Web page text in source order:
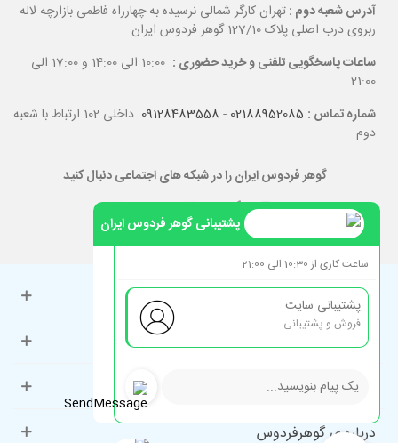
آدرس شعبه دوم :تهران کارگر شمالی نرسیده به چهارراه فاطمی بازارچه لاله
ربروی درب اصلی پلاک 127/10 گوهر فردوس ایران
ساعات پاسخگویی تلفنی و خرید حضوری :
10:00 الی 14:00 و 17:00 الی
21:00
شماره تماس : 02188952085
-
09128483558
داخلی 102 ارتباط با شعبه
دوم
گوهر فردوس ایران را در شبکه های اجتماعی دنبال کنید
حساب کاربری
راهنمای مشتریان
دسته‌بندی‌های پرطرفدار
درباره ی گوهرفردوس
پشتیبانی گوهر فردوس ایران
ساعت کاری از 10:30 الی 21:00
پشتیبانی سایت
فروش و پشتیبانی